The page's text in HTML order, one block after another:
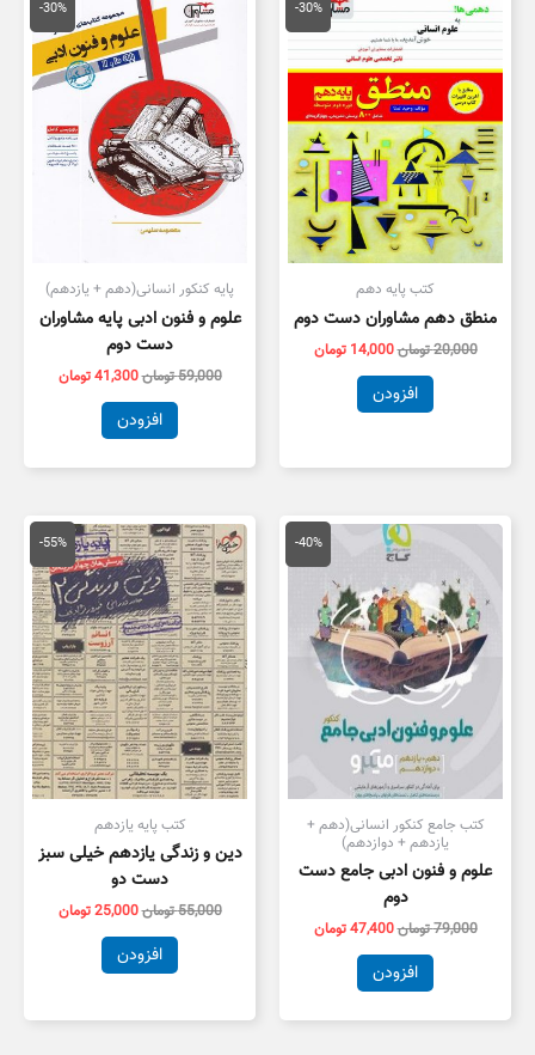
-30%
کتب پایه دهم
منطق دهم مشاوران دست دوم
20,000تومان
20,000 تومان
بود.
14,000 تومان
فعلی
است.
افزودن
-30%
پایه کنکور انسانی(دهم + یازدهم)
علوم و فنون ادبی پایه مشاوران
دست دوم
59,000تومان
اصلی
59,000 تومان
بود.
41,300تومان
فعلی
است.
افزودن
-40%
کتب جامع کنکور انسانی(دهم +
یازدهم + دوازدهم)
علوم و فنون ادبی جامع دست
دوم
79,000تومان
قیمت
اصلی
79,000 تومان
بود.
47,400تومان
قیمت
فعلی
47,400 تومان
افزودن
-55%
کتب پایه یازدهم
دین و زندگی یازدهم خیلی سبز
دست دو
55,000تومان
قیمت
اصلی
55,000 تومان
بود.
25,000تومان
قیمت
فعلی
است.
افزودن